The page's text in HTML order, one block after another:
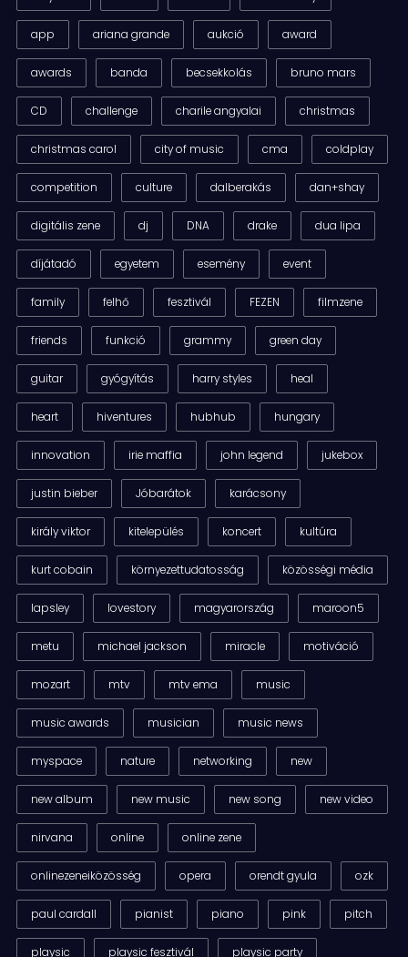
app ariana grande aukció award
awards banda becsekkolás bruno mars
CD challenge charile angyalai christmas
christmas carol city of music cma coldplay
competition culture dalberakás dan+shay
digitális zene dj DNA drake dua lipa
díjátadó egyetem esemény event
family felhő fesztivál FEZEN filmzene
friends funkció grammy green day
guitar gyógyítás harry styles heal
heart hiventures hubhub hungary
innovation irie maffia john legend jukebox
justin bieber Jóbarátok karácsony
király viktor kitelepülés koncert kultúra
kurt cobain környezettudatosság közösségi média
lapsley lovestory magyarország maroon5
metu michael jackson miracle motiváció
mozart mtv mtv ema music
music awards musician music news
myspace nature networking new
new album new music new song new video
nirvana online online zene
onlinezeneiközösség opera orendt gyula ozk
paul cardall pianist piano pink pitch
playsic playsic fesztivál playsic party